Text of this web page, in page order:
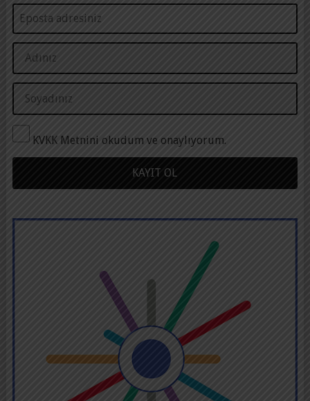
KVKK Metnini okudum ve onaylıyorum.